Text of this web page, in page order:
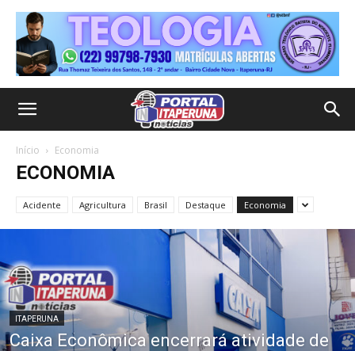
Início Economia
ECONOMIA
Acidente Agricultura Brasil Destaque Economia
ITAPERUNA
Caixa Econômica encerrará atividade de